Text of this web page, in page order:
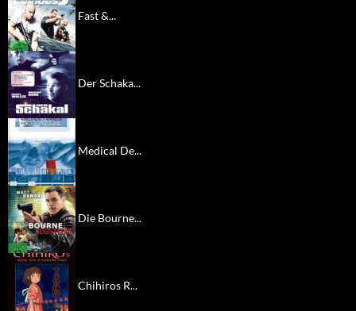
Fast &...
Der Schaka...
Medical De...
Die Bourne...
Chihiros R...